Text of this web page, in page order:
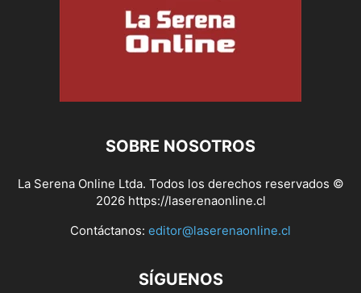
SOBRE NOSOTROS
La Serena Online Ltda. Todos los derechos reservados ©
2026 https://laserenaonline.cl
Contáctanos: editor@laserenaonline.cl
SÍGUENOS